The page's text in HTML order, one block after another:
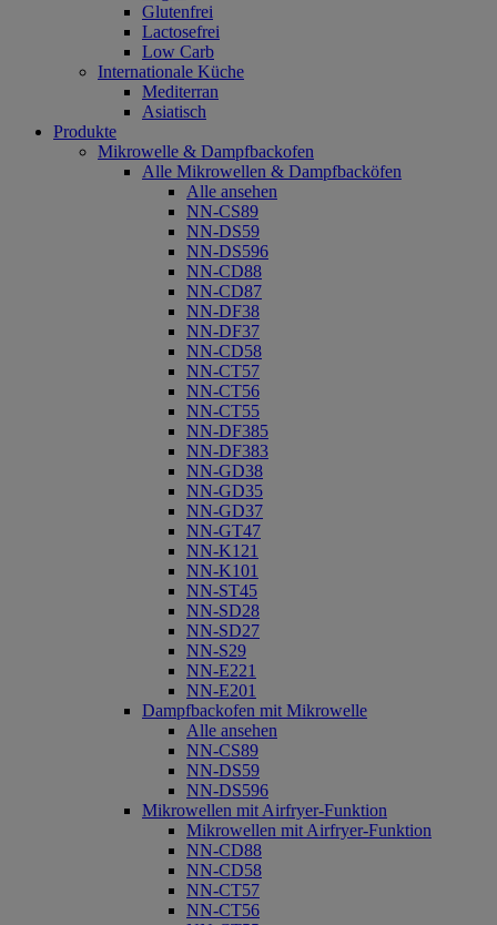
Glutenfrei
Lactosefrei
Low Carb
Internationale Küche
Mediterran
Asiatisch
Produkte
Mikrowelle & Dampfbackofen
Alle Mikrowellen & Dampfbacköfen
Alle ansehen
NN-CS89
NN-DS59
NN-DS596
NN-CD88
NN-CD87
NN-DF38
NN-DF37
NN-CD58
NN-CT57
NN-CT56
NN-CT55
NN-DF385
NN-DF383
NN-GD38
NN-GD35
NN-GD37
NN-GT47
NN-K121
NN-K101
NN-ST45
NN-SD28
NN-SD27
NN-S29
NN-E221
NN-E201
Dampfbackofen mit Mikrowelle
Alle ansehen
NN-CS89
NN-DS59
NN-DS596
Mikrowellen mit Airfryer-Funktion
Mikrowellen mit Airfryer-Funktion
NN-CD88
NN-CD58
NN-CT57
NN-CT56